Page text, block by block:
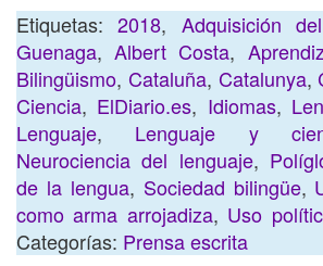
Etiquetas:2018, Adquisición
Guenaga,Albert Costa,
Bilingüismo, Cataluña, Catalunya,
Ciencia, ElDiario.es, Idiomas,
Lenguaje, Lenguaje y
Neurociencia del lenguaje,
de la lengua, Sociedad bilingüe,
como arma arrojadiza, Uso
Categorías: Prensa escrita